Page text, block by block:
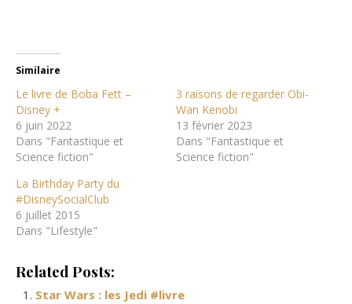
Similaire
Le livre de Boba Fett –
Disney +
6 juin 2022
Dans "Fantastique et
Science fiction"
3 raisons de regarder Obi-
Wan Kenobi
13 février 2023
Dans "Fantastique et
Science fiction"
La Birthday Party du
#DisneySocialClub
6 juillet 2015
Dans "Lifestyle"
Related Posts:
Star Wars : les Jedi #livre